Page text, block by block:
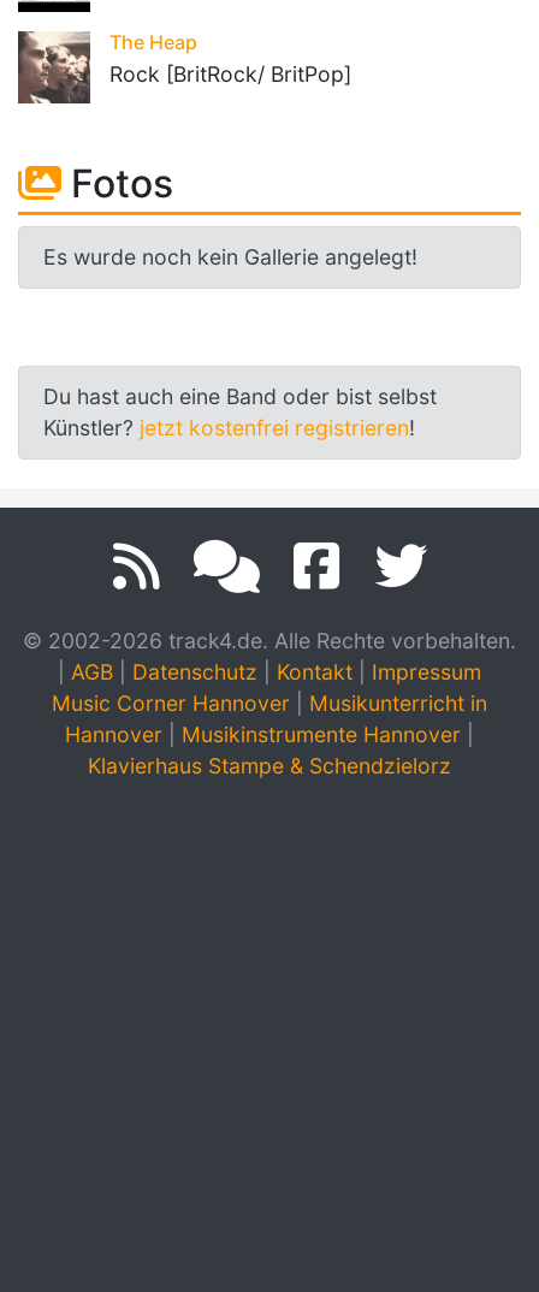
The Heap
Rock [BritRock/ BritPop]
Fotos
Es wurde noch kein Gallerie angelegt!
Du hast auch eine Band oder bist selbst
Künstler? jetzt kostenfrei registrieren!
© 2002-2026 track4.de. Alle Rechte vorbehalten.
AGB Datenschutz Kontakt
Impressum
Music Corner Hannover
Musikunterricht in
Hannover
Musikinstrumente Hannover
Klavierhaus Stampe & Schendzielorz